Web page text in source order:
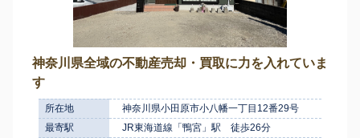
神奈川県全域の不動産売却・買取に力を入れていま
す
所在地
神奈川県小田原市小八幡一丁目12番29号
最寄駅
JR東海道線「鴨宮」駅 徒歩26分